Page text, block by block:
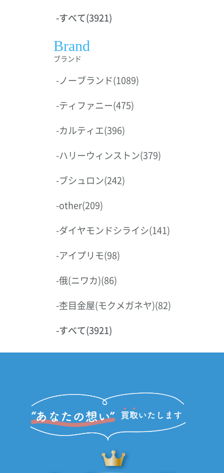
-すべて(3921)
Brand
ブランド
-ノーブランド(1089)
-ティファニー(475)
-カルティエ(396)
-ハリーウィンストン(379)
-ブシュロン(242)
-other(209)
-ダイヤモンドシライシ(141)
-アイプリモ(98)
-俄(ニワカ)(86)
-杢目金屋(モクメガネヤ)(82)
-すべて(3921)